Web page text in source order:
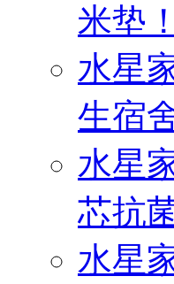
米垫！
水星
生宿
水星
芯抗
水星